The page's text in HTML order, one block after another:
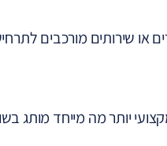
או שירותים מורכבים
יותר מה מייחד מותג